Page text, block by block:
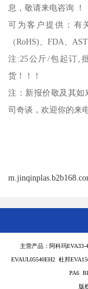
息，敬请来电咨询 ！
可为客户提供：有
（RoHS) 、FDA
注 :25公斤/包起订
货！！！
注：新报价敬及其如
司奇谈，欢迎你的来
主营产品：阿科玛
EVAUL05540EH2 杜邦
PA6
版